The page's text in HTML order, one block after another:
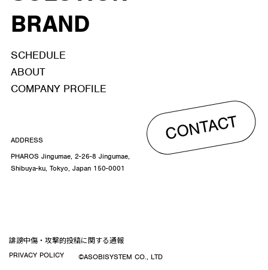
BRAND
SCHEDULE
ABOUT
COMPANY PROFILE
CONTACT
ADDRESS
PHAROS Jingumae, 2-26-8 Jingumae,
Shibuya-ku, Tokyo, Japan 150-0001
誹謗中傷・攻撃的投稿に関する通報
PRIVACY POLICY
©ASOBISYSTEM CO., LTD